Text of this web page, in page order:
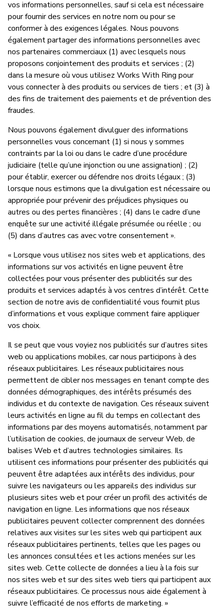
vos informations personnelles, sauf si cela est nécessaire
pour fournir des services en notre nom ou pour se
conformer à des exigences légales. Nous pouvons
également partager des informations personnelles avec
nos partenaires commerciaux (1) avec lesquels nous
proposons conjointement des produits et services ; (2)
dans la mesure où vous utilisez Works With Ring pour
vous connecter à des produits ou services de tiers ; et (3) à
des fins de traitement des paiements et de prévention des
fraudes.
Nous pouvons également divulguer des informations
personnelles vous concernant (1) si nous y sommes
contraints par la loi ou dans le cadre d’une procédure
judiciaire (telle qu’une injonction ou une assignation) ; (2)
pour établir, exercer ou défendre nos droits légaux ; (3)
lorsque nous estimons que la divulgation est nécessaire ou
appropriée pour prévenir des préjudices physiques ou
autres ou des pertes financières ; (4) dans le cadre d’une
enquête sur une activité illégale présumée ou réelle ; ou
(5) dans d’autres cas avec votre consentement ».
« Lorsque vous utilisez nos sites web et applications, des
informations sur vos activités en ligne peuvent être
collectées pour vous présenter des publicités sur des
produits et services adaptés à vos centres d’intérêt. Cette
section de notre avis de confidentialité vous fournit plus
d’informations et vous explique comment faire appliquer
vos choix.
Il se peut que vous voyiez nos publicités sur d’autres sites
web ou applications mobiles, car nous participons à des
réseaux publicitaires. Les réseaux publicitaires nous
permettent de cibler nos messages en tenant compte des
données démographiques, des intérêts présumés des
individus et du contexte de navigation. Ces réseaux suivent
leurs activités en ligne au fil du temps en collectant des
informations par des moyens automatisés, notamment par
l’utilisation de cookies, de journaux de serveur Web, de
balises Web et d’autres technologies similaires. Ils
utilisent ces informations pour présenter des publicités qui
peuvent être adaptées aux intérêts des individus, pour
suivre les navigateurs ou les appareils des individus sur
plusieurs sites web et pour créer un profil des activités de
navigation en ligne. Les informations que nos réseaux
publicitaires peuvent collecter comprennent des données
relatives aux visites sur les sites web qui participent aux
réseaux publicitaires pertinents, telles que les pages ou
les annonces consultées et les actions menées sur les
sites web. Cette collecte de données a lieu à la fois sur
nos sites web et sur des sites web tiers qui participent aux
réseaux publicitaires. Ce processus nous aide également à
suivre l’efficacité de nos efforts de marketing. »